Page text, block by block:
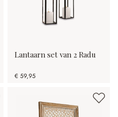
Lantaarn set van 2 Radu
€ 59,95